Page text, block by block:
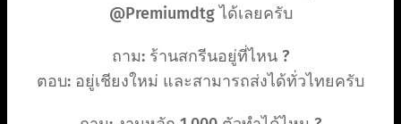
@Premiumdtg ได้เลยครับ
ถาม: ร้านสกรีนอยู่ที่ไหน ?
ตอบ: อยู่เชียงใหม่ และสามารถส่งได้ทั่วไทยครับ